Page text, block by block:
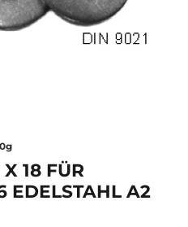
18 FÜR
EDELSTAHL A2